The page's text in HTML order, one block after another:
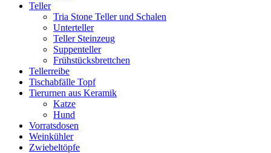
Teller
Tria Stone Teller und Schalen
Unterteller
Teller Steinzeug
Suppenteller
Frühstücksbrettchen
Tellerreibe
Tischabfälle Topf
Tierurnen aus Keramik
Katze
Hund
Vorratsdosen
Weinkühler
Zwiebeltöpfe